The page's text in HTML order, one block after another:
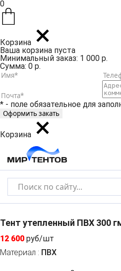
0
Корзина
Ваша корзина пуста
Минимальный заказ: 1 000 р.
Сумма: 0 р.
* - поле обязательное для
Корзина
Тент утепленный ПВХ 300
12 600 руб/шт
Материал : ПВХ